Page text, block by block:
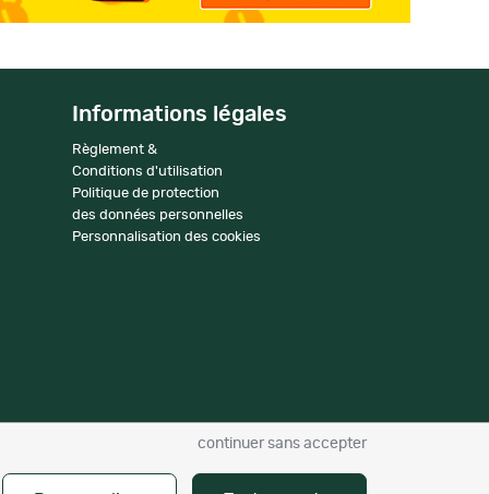
Informations légales
Règlement &
Conditions d'utilisation
Politique de protection
des données personnelles
Personnalisation des cookies
continuer sans accepter